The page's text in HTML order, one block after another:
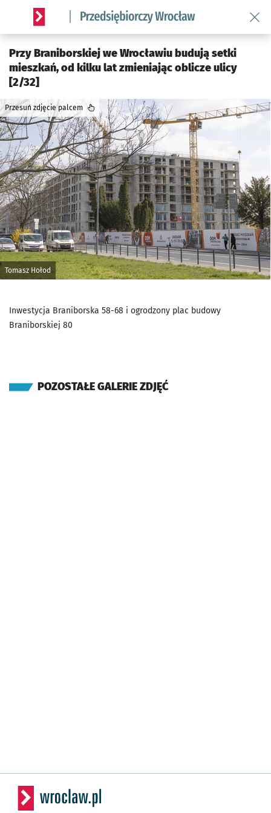
Serwis informacyjny wroclaw.pl podserwis: Strategia
Przy Braniborskiej we Wrocławiu budują setki
mieszkań, od kilku lat zmieniając oblicze ulicy
[2/32]
Tomasz Hołod
Przesuń zdjęcie palcem
Inwestycja Braniborska 58-68 i ogrodzony plac budowy
Braniborskiej 80
POZOSTAŁE GALERIE ZDJĘĆ